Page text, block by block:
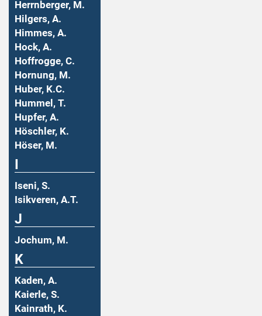
Herrnberger, M.
Hilgers, A.
Himmes, A.
Hock, A.
Hoffrogge, C.
Hornung, M.
Huber, K.C.
Hummel, T.
Hupfer, A.
Höschler, K.
Höser, M.
Iseni, S.
Isikveren, A.T.
J
Jochum, M.
K
Kaden, A.
Kaierle, S.
Kainrath, K.